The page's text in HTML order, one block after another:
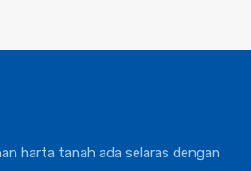
harta tanah ada selaras dengan